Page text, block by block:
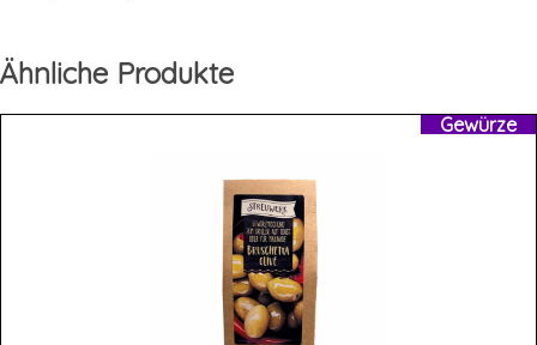
Ähnliche Produkte
Gewürze